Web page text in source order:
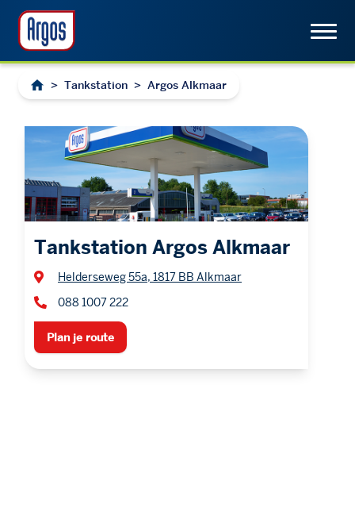
> Tankstation > Argos Alkmaar
Tankstation Argos Alkmaar
Helderseweg 55a, 1817 BB Alkmaar
088 1007 222
Plan je route